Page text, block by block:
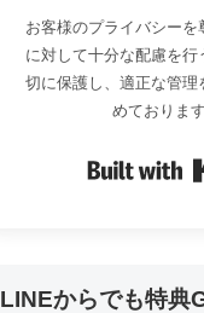
お客様のプライバシーを
に対して十分な配慮を行
切に保護し、適正な管理
めております
LINEからでも特典